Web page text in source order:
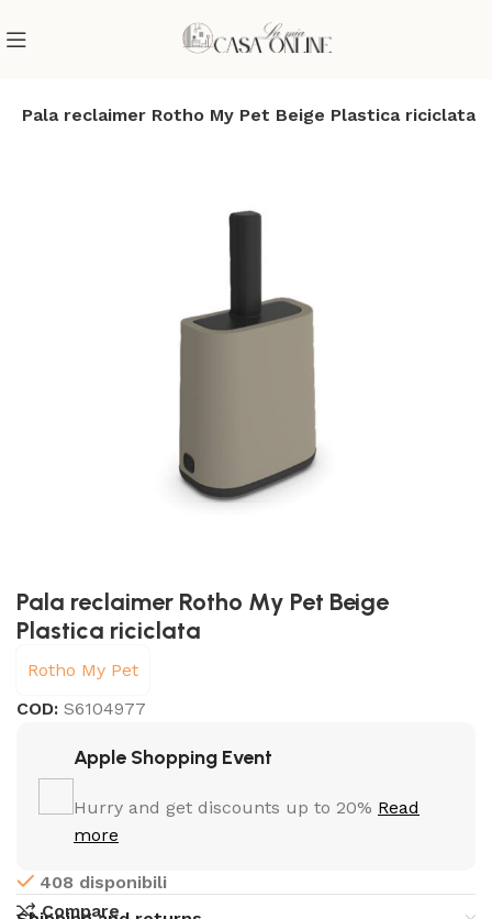
Pala reclaimer Rotho My Pet Beige Plastica riciclata
Pala reclaimer Rotho My Pet Beige
Plastica riciclata
Rotho My Pet
COD:S6104977
Apple Shopping Event
Hurry and get discounts up to 20% Read
more
408 disponibili
Compare